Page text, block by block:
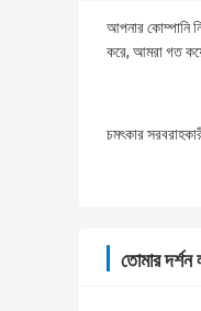
আপনার কোম্পানি
করে, আমরা গত
চমৎকার
তোমার